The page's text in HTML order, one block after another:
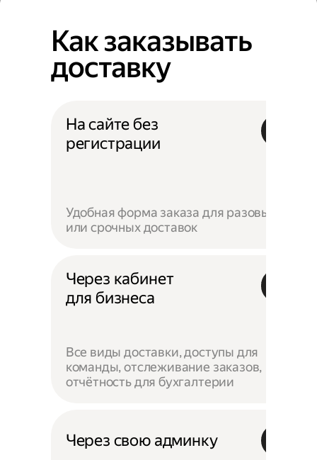
Как заказывать
доставку
На сайте без
регистрации
Удобная форма заказа для разовых
или срочных доставок
Через кабинет
для бизнеса
Все виды доставки, доступы для
команды, отслеживание заказов,
отчётность для бухгалтерии
Через свою админку